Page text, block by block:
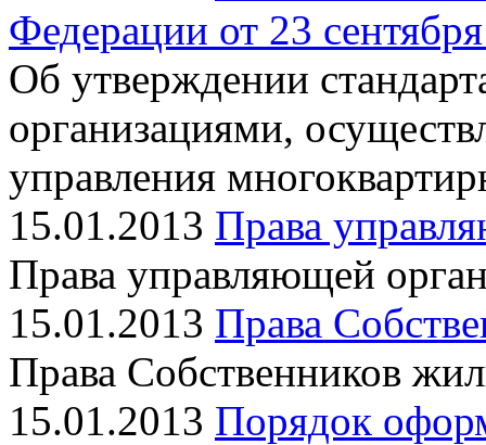
Федерации от 23
Об утверждении
организациями,
управления
15.01.2013 Права
Права управляющей
15.01.2013 Права
Права Собственников
15.01.2013 Порядок